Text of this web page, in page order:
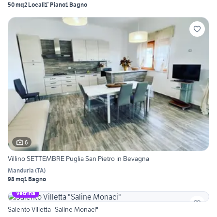
50 mq2 Locali1° Piano1 Bagno
6
Villino SETTEMBRE Puglia San Pietro in Bevagna
Manduria (TA)
98 mq1 Bagno
Vetrina
Salento Villetta "Saline Monaci"